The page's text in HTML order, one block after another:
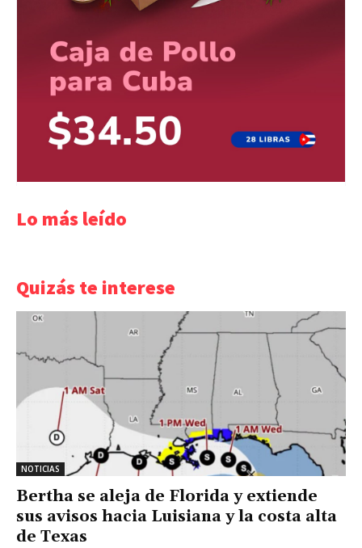
Lo más leído
Quizás te interese
NOTICIAS
Bertha se aleja de Florida y extiende
sus avisos hacia Luisiana y la costa alta
de Texas